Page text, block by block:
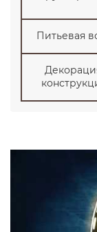
Питьевая